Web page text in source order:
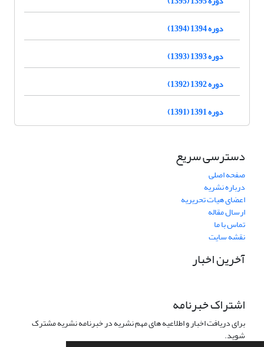
دوره 1394 (1394)
دوره 1393 (1393)
دوره 1392 (1392)
دوره 1391 (1391)
دسترسی سریع
صفحه اصلی
درباره نشریه
اعضای هیات تحریریه
ارسال مقاله
تماس با ما
نقشه سایت
آخرین اخبار
اشتراک خبرنامه
برای دریافت اخبار و اطلاعیه های مهم نشریه در خبرنامه نشریه مشترک
شوید.